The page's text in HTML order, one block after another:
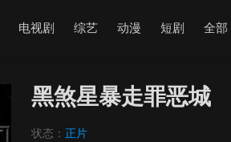
电视剧 综艺 动漫 短剧 全部
黑煞星暴走罪恶城
状态： 正片